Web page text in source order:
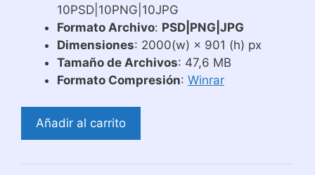
10PSD|10PNG|10JPG
Formato Archivo: PSD|PNG|JPG
Dimensiones: 2000(w) × 901 (h) px
Tamaño de Archivos: 47,6 MB
Formato Compresión: Winrar
Plantillas
Tazas
Añadir al carrito